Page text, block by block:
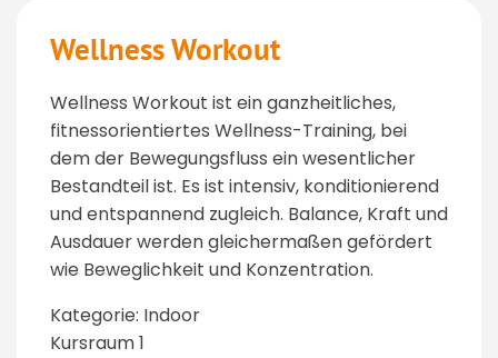
Wellness Workout
Wellness Workout ist ein ganzheitliches,
fitnessorientiertes Wellness-Training, bei
dem der Bewegungsfluss ein wesentlicher
Bestandteil ist. Es ist intensiv, konditionierend
und entspannend zugleich. Balance, Kraft und
Ausdauer werden gleichermaßen gefördert
wie Beweglichkeit und Konzentration.
Kategorie: Indoor
Kursraum 1